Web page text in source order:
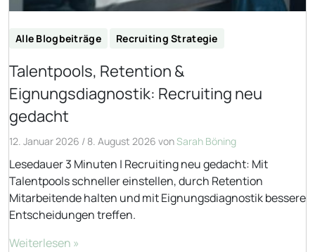
Alle Blogbeiträge Recruiting Strategie
Talentpools, Retention &
Eignungsdiagnostik: Recruiting neu
gedacht
12. Januar 2026 / 8. August 2026 vonSarah Böning
Lesedauer 3 Minuten | Recruiting neu gedacht: Mit
Talentpools schneller einstellen, durch Retention
Mitarbeitende halten und mit Eignungsdiagnostik bessere
Entscheidungen treffen.
Weiterlesen »